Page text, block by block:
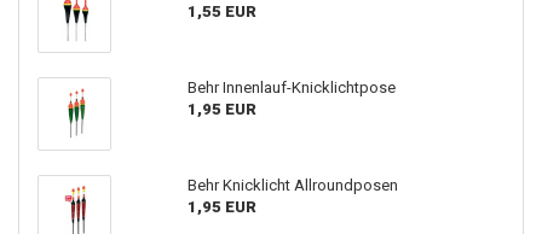
1,55 EUR
Behr Innenlauf-Knicklichtpose
1,95 EUR
Behr Knicklicht Allroundposen
1,95 EUR